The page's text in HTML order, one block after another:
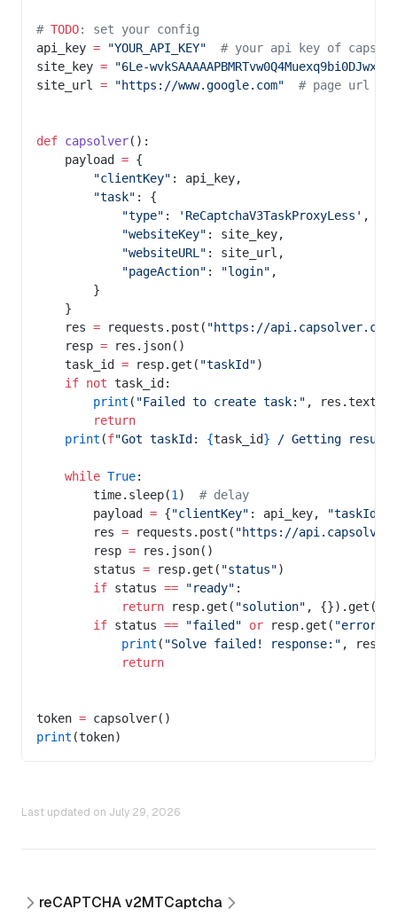
# TODO: set your config
api_key = "YOUR_API_KEY"
# your api key of
site_key = "6Le-
site_url = "https://www.google.com"
# page url of
def capsolver():
    payload
= {
        "clientKey"
: api_key,
        "task"
: {
            "type"
: 'ReCaptchaV3TaskProxyLess' ,
            "websiteKey"
: site_key,
            "websiteURL"
: site_url,
            "pageAction"
: "login" ,
        }
    }
    res
= requests.post( "https://api.capsolver.com/
    resp
= res.json()
    task_id
= resp.get( "taskId")
    if
not task_id:
        print
( "Failed to create task:" , res.text)
        return
    print
(f"Got taskId: {task_id} / Getting
    while
True:
        time.sleep(
1 ) # delay
        payload
= {"clientKey" : api_key, "taskId"
        res
= requests.post( "https://
        resp
= res.json()
        status
= resp.get( "status")
        if
status == "ready" :
            return
resp.get( "solution" , {}).get(
        if
status == "failed" or resp.get( "errorId"
            print
( "Solve failed! response:" ,
            return
token = capsolver()
print (token)
Last updated on July 29, 2026
reCAPTCHA v2MTCaptcha